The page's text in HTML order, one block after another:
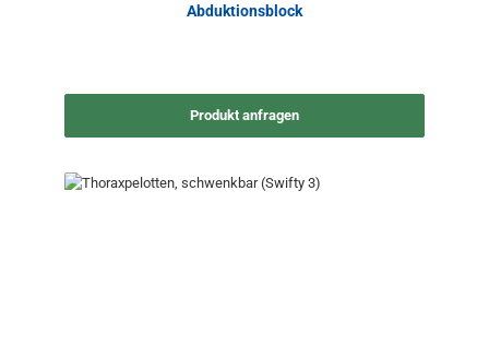
Abduktionsblock
Produkt anfragen